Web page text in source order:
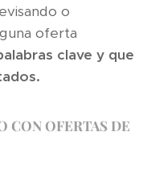
o
oferta
clave y que
CON OFERTAS DE